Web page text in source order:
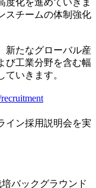
スチームの体制強化
新たなグローバル産
び工業分野を含む幅
いきます。
イン採用説明会を実
バックグラウンド